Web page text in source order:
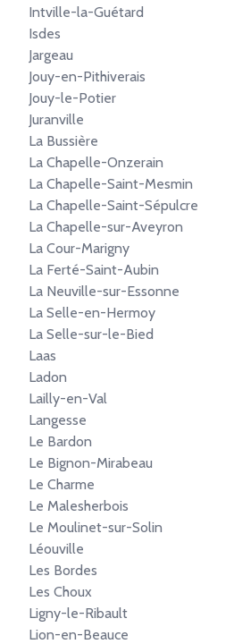
Intville-la-Guétard
Isdes
Jargeau
Jouy-en-Pithiverais
Jouy-le-Potier
Juranville
La Bussière
La Chapelle-Onzerain
La Chapelle-Saint-Mesmin
La Chapelle-Saint-Sépulcre
La Chapelle-sur-Aveyron
La Cour-Marigny
La Ferté-Saint-Aubin
La Neuville-sur-Essonne
La Selle-en-Hermoy
La Selle-sur-le-Bied
Laas
Ladon
Lailly-en-Val
Langesse
Le Bardon
Le Bignon-Mirabeau
Le Charme
Le Malesherbois
Le Moulinet-sur-Solin
Léouville
Les Bordes
Les Choux
Ligny-le-Ribault
Lion-en-Beauce